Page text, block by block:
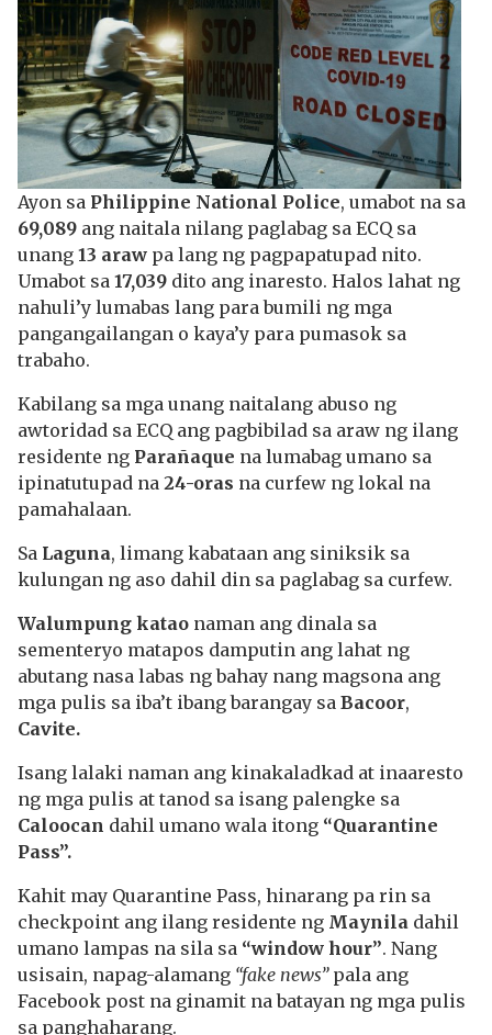
Ayon sa Philippine National Police, umabot na sa
69,089 ang naitala nilang paglabag sa ECQ sa
unang 13 araw pa lang ng pagpapatupad nito.
Umabot sa 17,039 dito ang inaresto. Halos lahat ng
nahuli’y lumabas lang para bumili ng mga
pangangailangan o kaya’y para pumasok sa
trabaho.
Kabilang sa mga unang naitalang abuso ng
awtoridad sa ECQ ang pagbibilad sa araw ng ilang
residente ng Parañaque na lumabag umano sa
ipinatutupad na 24-oras na curfew ng lokal na
pamahalaan.
Sa Laguna, limang kabataan ang siniksik sa
kulungan ng aso dahil din sa paglabag sa curfew.
Walumpung katao naman ang dinala sa
sementeryo matapos damputin ang lahat ng
abutang nasa labas ng bahay nang magsona ang
mga pulis sa iba’t ibang barangay sa Bacoor,
Cavite.
Isang lalaki naman ang kinakaladkad at inaaresto
ng mga pulis at tanod sa isang palengke sa
Caloocan dahil umano wala itong “Quarantine
Pass”.
Kahit may Quarantine Pass, hinarang pa rin sa
checkpoint ang ilang residente ng Maynila dahil
umano lampas na sila sa “window hour”. Nang
usisain, napag-alamang “fake news”pala ang
Facebook post na ginamit na batayan ng mga pulis
sa panghaharang.